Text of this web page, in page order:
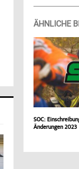
ÄHNLICHE
SOC:
Änderungen 2023